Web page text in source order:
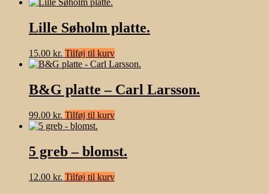
Lille Søholm platte.
15.00 kr. Tilføj til kurv
B&G platte – Carl Larsson.
99.00 kr. Tilføj til kurv
5 greb – blomst.
12.00 kr. Tilføj til kurv